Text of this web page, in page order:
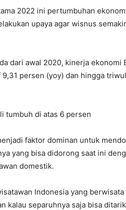
2022 ini pertumbuhan
upaya agar wisnus
dari awal 2020, kinerja
persen (yoy) dan hingga
tumbuh di atas 6 persen
faktor dominan untuk
yang bisa didorong saat ini
domestik.
Indonesia yang
kalau separuhnya saja bisa